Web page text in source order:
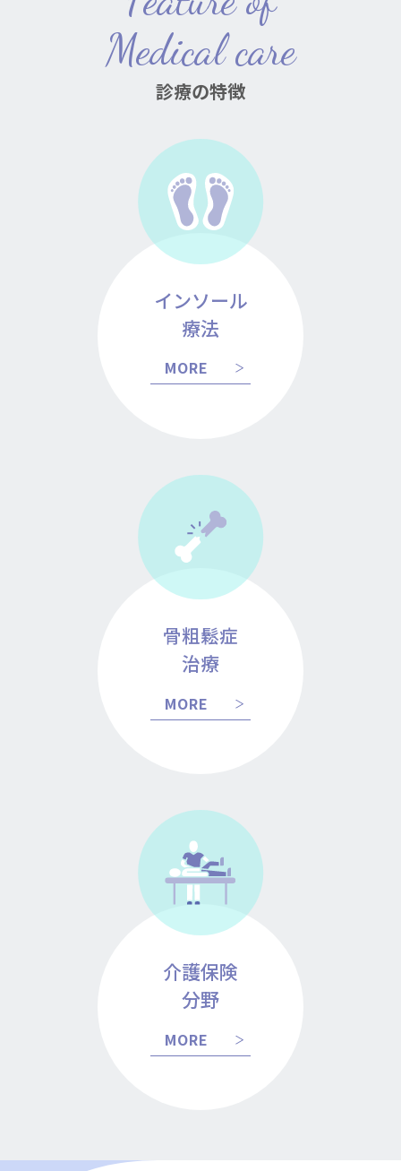
Medical care
診療の特徴
インソール
療法
MORE
骨粗鬆症
治療
MORE
介護保険
分野
MORE